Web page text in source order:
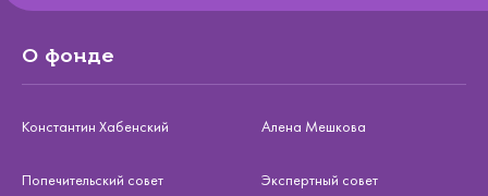
О фонде
Константин Хабенский Алена Мешкова
Попечительский совет Экспертный совет